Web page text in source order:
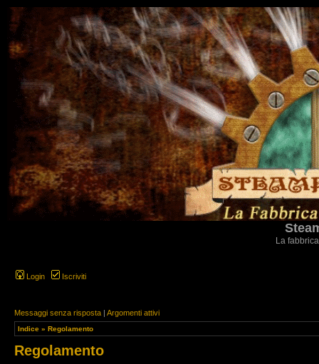
La
Login Iscriviti
Messaggi senza risposta | Argomenti attivi
Indice » Regolamento
Regolamento